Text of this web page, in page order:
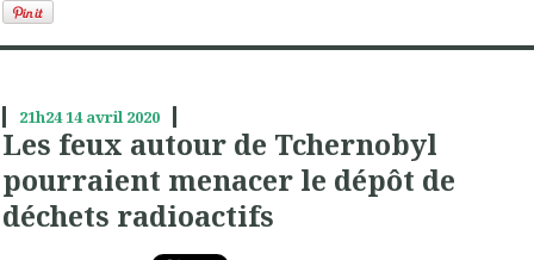
21h2414 avril 2020
Les feux autour de Tchernobyl
pourraient menacer le dépôt de
déchets radioactifs